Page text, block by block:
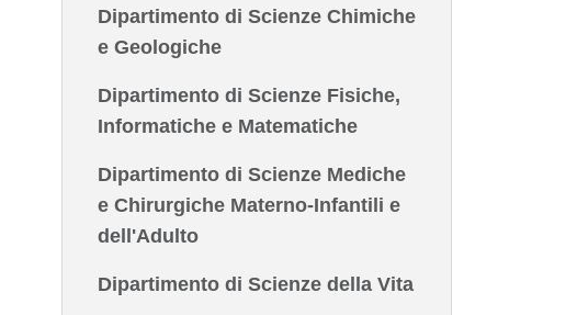
Dipartimento di Scienze Chimiche
e Geologiche
Dipartimento di Scienze Fisiche,
Informatiche e Matematiche
Dipartimento di Scienze Mediche
e Chirurgiche Materno-Infantili e
dell'Adulto
Dipartimento di Scienze della Vita